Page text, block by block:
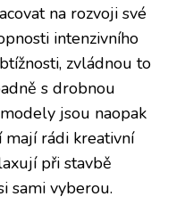
na rozvoji své
intenzivního
zvládnou to
s drobnou
jsou naopak
rádi kreativní
při stavbě
sami vyberou.